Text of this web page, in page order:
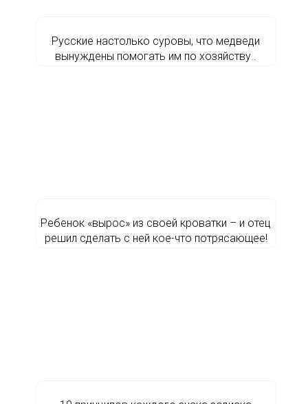
Русские настолько суровы, что медведи
вынуждены помогать им по хозяйству..
Ребенок «вырос» из своей кроватки – и отец
решил сделать с ней кое-что потрясающее!